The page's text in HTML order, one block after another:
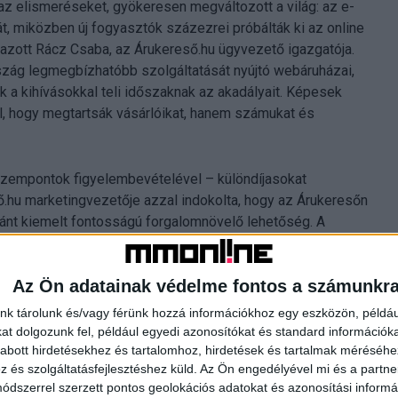
Az Ön adatainak védelme fontos a
tárolunk és/vagy férünk hozzá információkhoz egy eszközön,
dolgozunk fel, például egyedi azonosítókat és standard
hirdetésekhez és tartalomhoz, hirdetések és tartalmak
és szolgáltatásfejlesztéshez küld. Az Ön engedélyével mi és a
szerzett pontos geolokációs adatokat és azonosítási
elismeréseket, gyökeresen megváltozott a világ: az e-
miközben új fogyasztók százezrei próbálták ki az online
Rácz Csaba, az Árukereső.hu ügyvezető igazgatója.
legmegbízhatóbb szolgáltatását nyújtó webáruházai,
a kihívásokkal teli időszaknak az akadályait. Képesek
megtartsák vásárlóikat, hanem számukat és
figyelembevételével – különdíjasokat
marketingvezetője azzal indokolta, hogy az Árukeresőn
kiemelt fontosságú forgalomnövelő lehetőség. A
leadott vásárlásukat, majd ezen visszajelzések
a legjobbnak a Marketworld.hu bizonyult, őt a Mall.hu
weboldalon.